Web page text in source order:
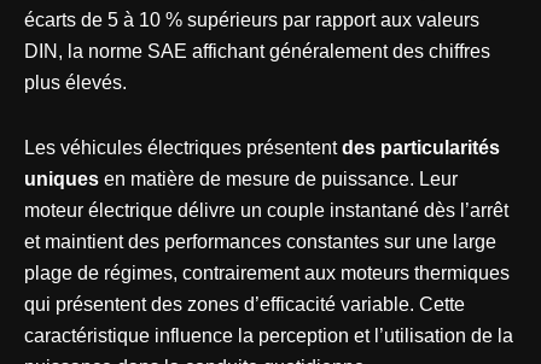
écarts de 5 à 10 % supérieurs par rapport aux valeurs
DIN, la norme SAE affichant généralement des chiffres
plus élevés.
Les véhicules électriques présententdes particularités
uniques en matière de mesure de puissance. Leur
moteur électrique délivre un couple instantané dès l’arrêt
et maintient des performances constantes sur une large
plage de régimes, contrairement aux moteurs thermiques
qui présentent des zones d’efficacité variable. Cette
caractéristique influence la perception et l’utilisation de la